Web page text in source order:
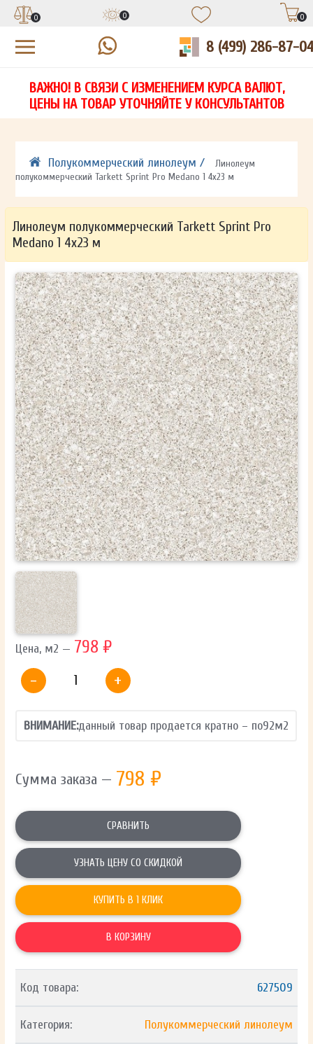
НА
СВЯЖЕТСЯ С ВАМИ В ТЕЧЕНИЕ 15 МИНУТ
ОТПРАВИТЬ
Ваши данные не будут переданы третьим лицам
ЗАПОЛНИТЕ ФОРМУ И НАШ МЕНЕДЖЕР
СВЯЖЕТСЯ С ВАМИ В ТЕЧЕНИЕ 15 МИНУТ
ОТПРАВИТЬ
Ваши данные не будут переданы третьим лицам
ЗАПОЛНИТЕ ФОРМУ И НАШ МЕНЕДЖЕР
СВЯЖЕТСЯ С ВАМИ В ТЕЧЕНИЕ 15 МИНУТ
ОТПРАВИТЬ
Ваши данные не будут переданы третьим лицам
0 0 0
8 (499) 286-87-04
ВАЖНО! В СВЯЗИ С ИЗМЕНЕНИЕМ КУРСА ВАЛЮТ,
ЦЕНЫ НА ТОВАР УТОЧНЯЙТЕ У КОНСУЛЬТАНТОВ
Полукоммерческий линолеум /
Линолеум
полукоммерческий Tarkett Sprint Pro Medano 1 4х23 м
Линолеум полукоммерческий Tarkett Sprint Pro
Medano 1 4х23 м
Цена, м2 — 798 ₽
-
+
ВНИМАНИЕ:данный товар продается кратно – по92м2
Сумма заказа — 798 ₽
СРАВНИТЬ
УЗНАТЬ ЦЕНУ СО СКИДКОЙ
КУПИТЬ В 1 КЛИК
В КОРЗИНУ
Код товара: 627509
Категория: Полукоммерческий линолеум